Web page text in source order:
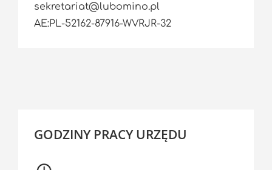
sekretariat@lubomino.pl
AE:PL-52162-87916-WVRJR-32
GODZINY PRACY URZĘDU